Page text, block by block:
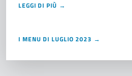
LEGGI DI PIÙ →
I MENU DI LUGLIO 2023 →